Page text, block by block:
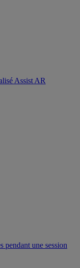
Assist AR
pendant une session